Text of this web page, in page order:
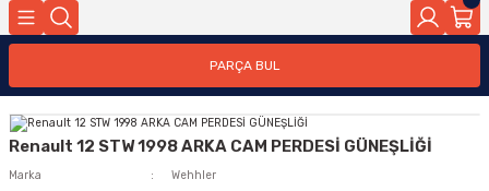
PARÇA BUL
Renault 12 STW 1998 ARKA CAM PERDESİ GÜNEŞLİĞİ
Marka
Wehhler